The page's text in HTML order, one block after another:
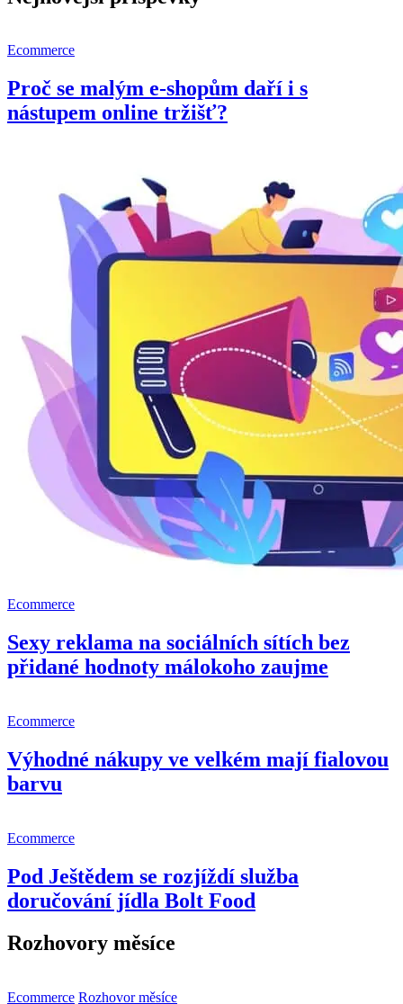
Tesly
otázkou,
zda
je
Ecommerce
Proč se malým e-shopům daří i s
nástupem online tržišť?
Ecommerce
Sexy reklama na sociálních sítích bez
přidané hodnoty málokoho zaujme
Ecommerce
Výhodné nákupy ve velkém mají fialovou
barvu
Ecommerce
Pod Ještědem se rozjíždí služba
doručování jídla Bolt Food
Rozhovory měsíce
Ecommerce Rozhovor měsíce